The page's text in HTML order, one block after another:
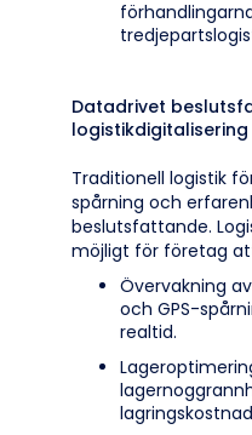
Datadrivet
logistikdigitalisering
Traditionell logistik
spårning och
beslutsfattande.
möjligt för företag
Övervakning
och GPS-
realtid.